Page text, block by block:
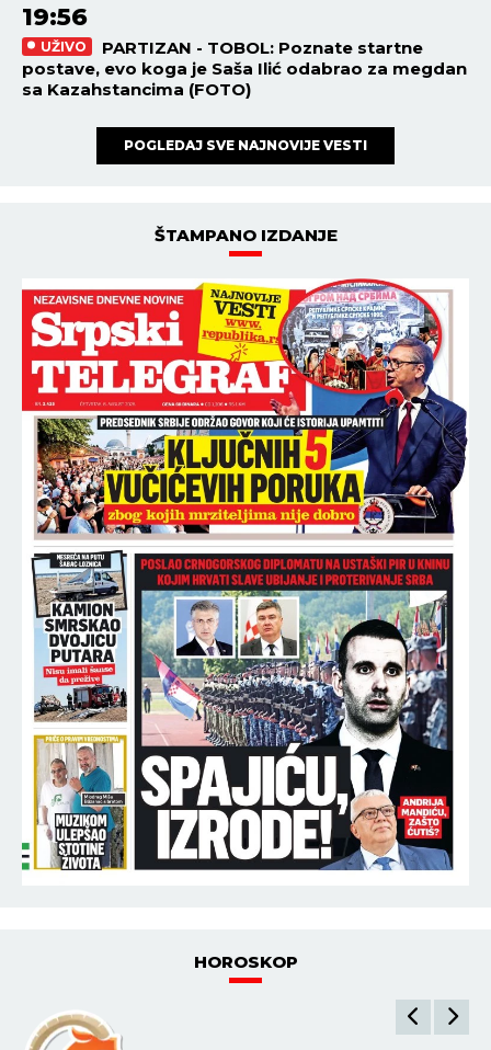
19:56
UŽIVO
PARTIZAN - TOBOL: Poznate startne
postave, evo koga je Saša Ilić odabrao za megdan
sa Kazahstancima (FOTO)
POGLEDAJ SVE NAJNOVIJE VESTI
ŠTAMPANO IZDANJE
HOROSKOP